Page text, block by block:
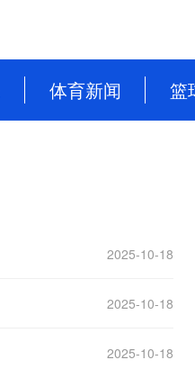
体育新闻 篮
2025-10-18
2025-10-18
2025-10-18